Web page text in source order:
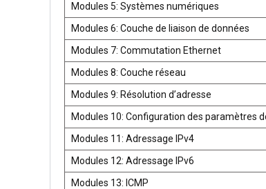
Modules 5: Systèmes numériques
Modules 6: Couche de liaison de données
Modules 7: Commutation Ethernet
Modules 8: Couche réseau
Modules 9: Résolution d’adresse
Modules 10: Configuration des paramètres
Modules 11: Adressage IPv4
Modules 12: Adressage IPv6
Modules 13: ICMP